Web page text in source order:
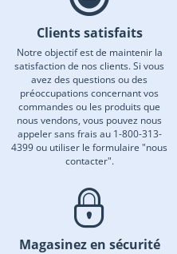
Clients satisfaits
Notre objectif est de maintenir la
satisfaction de nos clients. Si vous
avez des questions ou des
préoccupations concernant vos
commandes ou les produits que
nous vendons, vous pouvez nous
appeler sans frais au 1-800-313-
4399 ou utiliser le formulaire "nous
contacter".
Magasinez en sécurité